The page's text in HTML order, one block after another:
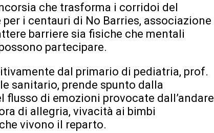
che trasforma i corridoi del
i centauri di No Barries, associazione
barriere sia fisiche che mentali
partecipare.
dal primario di pediatria, prof.
sanitario, prende spunto dalla
flusso di emozioni provocate dall’andare
di allegria, vivacità ai bimbi
vivono il reparto.